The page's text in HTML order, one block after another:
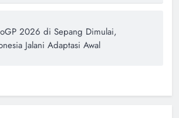
2026 di Sepang Dimulai,
Jalani Adaptasi Awal